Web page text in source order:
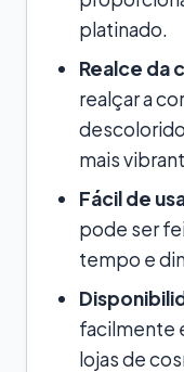
platinado.
Realce da
realçar a
mais
Fácil de
pode ser
tempo e
facilmente
lojas de